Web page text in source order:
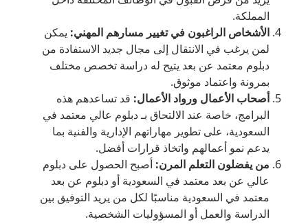
المملكة.
الأشخاص الراغبون في تغيير مسارهم المهني: يمكن
لمن يرغب في الانتقال إلى مجال جديد الاستفادة من
دبلوم معتمد عن بعد يتيح له دراسة تخصص مختلف
بمرونة واعتماد موثوق.
أصحاب الأعمال ورواد الأعمال: قد تساعدهم هذه
البرامج، خاصة عند الالتحاق بـ دبلوم عالي معتمد في
السعودية، على تطوير مهاراتهم الإدارية والفنية بما
يدعم نمو أعمالهم واتخاذ قرارات أفضل.
من يفضلون التعلم المرن: أصبح الحصول على دبلوم
عالي عن بعد معتمد في السعودية أو دبلوم عن بعد
معتمد في السعودية مناسبًا لكل من يريد التوفيق بين
الدراسة والعمل أو المسؤوليات الشخصية.